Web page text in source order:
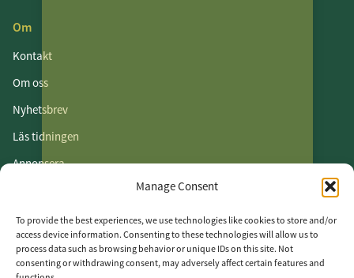
Manage Consent
To provide the best experiences, we use technologies like cookies to store and/or
access device information. Consenting to these technologies will allow us to
process data such as browsing behavior or unique IDs on this site. Not
consenting or withdrawing consent, may adversely affect certain features and
Om
Kontakt
Om oss
Nyhetsbrev
Läs tidningen
Annonsera
Vår integritetspolicy
Följ oss